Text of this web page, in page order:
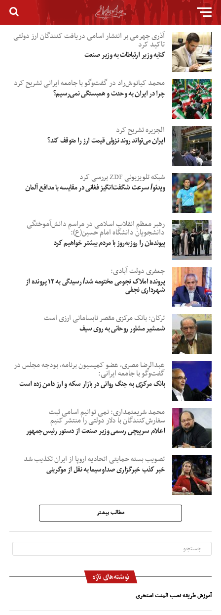
آذری جهرمی بر انتشار اسامی دریافت کنندگان ارز دولتی
تاکید کرد
کنایه وزیر ارتباطات به وزیر صنعت
محمد کیانوش‌راد در گفت‌وگو با جامعه ایرانی تشریح کرد
چرا در ایران به وحدت و همبستگی نمی‌رسیم؟
الجزیره تشریح کرد
ایران می‌تواند روند نزولی قیمت ارز را متوقف کند؟
شبکه تلویزیونی ZDF بررسی کرد
ویدئو/ سرعت شگفت‌انگیز فغانی در مقایسه با مدافع آلمان
رهبر معظم انقلاب اسلامی در مراسم دانش‌آموختگی
دانشجویان دانشگاه امام حسین(ع):
پیوندمان را روزبه‌روز با مردم بیشتر خواهیم کرد
جعفری دولت آبادی:
پرونده املاک نجومی مختومه شد/ رسیدگی به ۱۲ پرونده از
شهرداری نجفی
ترکان: بانک مرکزی مقصر نابسامانی ارزی است
شمشیر مشاور روحانی به روی سیف
عبدالرضا مصری، عضو کمیسیون برنامه، بودجه مجلس در
گفت‌وگو با جامعه ایرانی:
بانک مرکزی به جنگ روانی در بازار سکه و ارز دامن زده است
محمد شریعتمداری: نمی توانیم اسامی ثبت
سفارش‌کنندگان با دلار دولتی را منتشر کنیم
اعلام سرپیچی رسمی وزیر صنعت از دستور رئیس‌جمهور
تصویب بسته حمایتی اتحادیه اروپا از ایران تکذیب شد
خبر کذب خبرگزاری صداوسیما به نقل از موگرینی
مطالب بیشتر
نوشته‌های تازه
آموزش طریقه نصب المنت استخری